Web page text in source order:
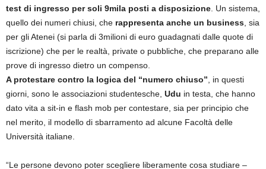
test di ingresso per soli 9mila posti a disposizione . Un sistema,
quello dei numeri chiusi, che rappresenta anche un business , sia
per gli Atenei (si parla di 3milioni di euro guadagnati dalle quote di
iscrizione) che per le realtà, private o pubbliche, che preparano alle
prove di ingresso dietro un compenso.
A protestare contro la logica del “numero chiuso” , in questi
giorni, sono le associazioni studentesche, Udu in testa, che hanno
dato vita a sit-in e flash mob per contestare, sia per principio che
nel merito, il modello di sbarramento ad alcune Facoltà delle
Università italiane.
“Le persone devono poter scegliere liberamente cosa studiare –